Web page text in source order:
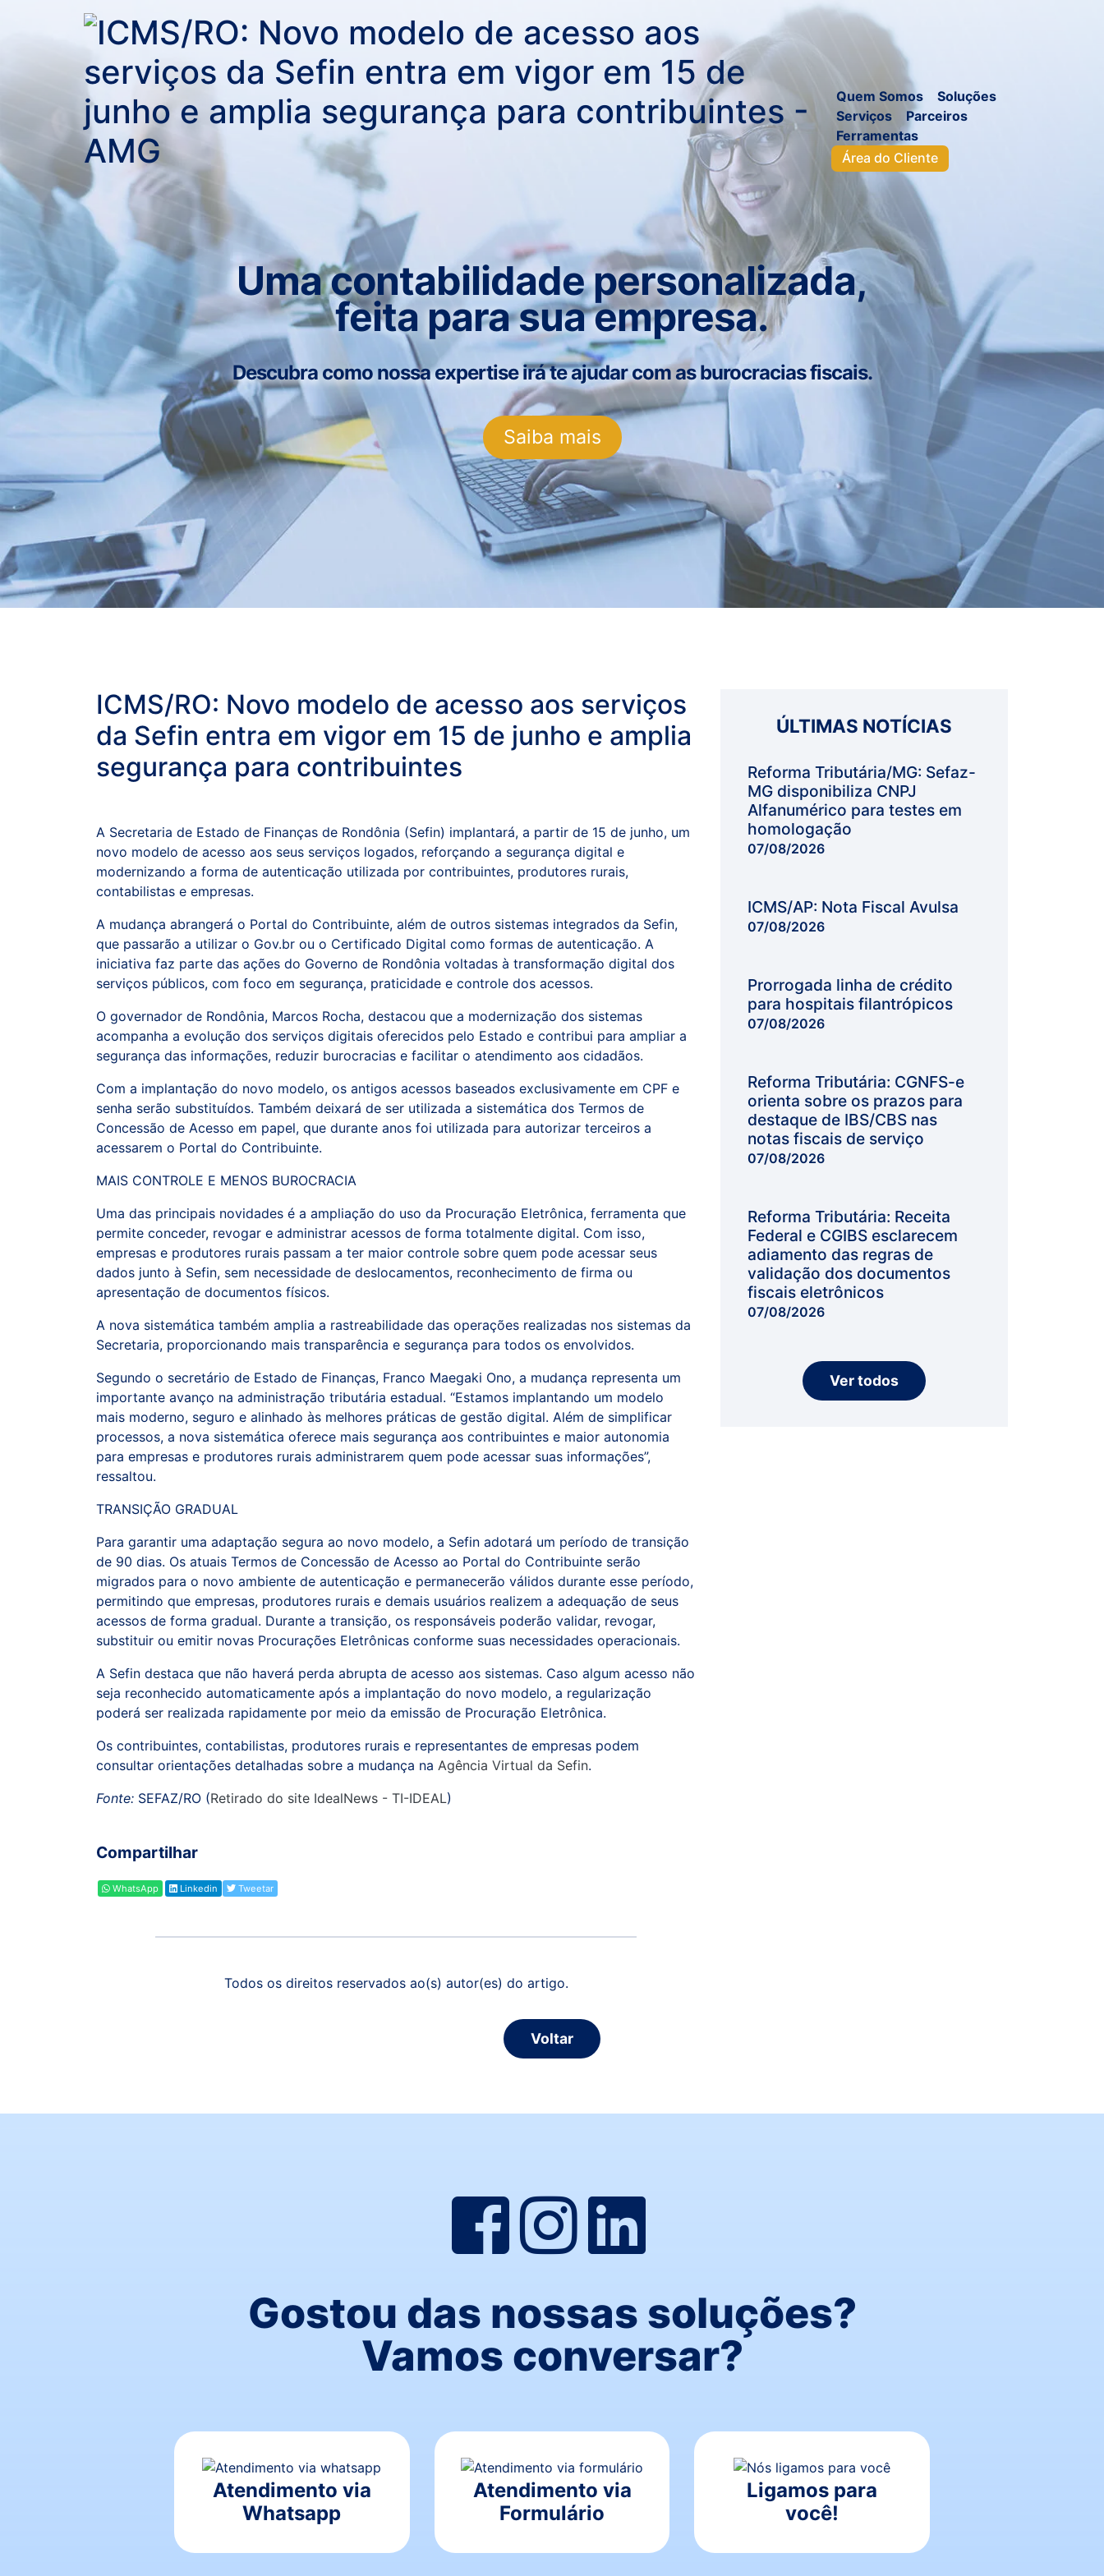
Quem Somos
Soluções
Serviços
Parceiros
Ferramentas
Área do Cliente
Uma contabilidade personalizada,
feita para sua empresa.
Descubra como nossa expertise irá te ajudar com as burocracias fiscais.
Saiba mais
ICMS/RO: Novo modelo de acesso aos serviços
da Sefin entra em vigor em 15 de junho e amplia
segurança para contribuintes
A Secretaria de Estado de Finanças de Rondônia (Sefin) implantará, a partir de 15 de junho, um
novo modelo de acesso aos seus serviços logados, reforçando a segurança digital e
modernizando a forma de autenticação utilizada por contribuintes, produtores rurais,
contabilistas e empresas.
A mudança abrangerá o Portal do Contribuinte, além de outros sistemas integrados da Sefin,
que passarão a utilizar o Gov.br ou o Certificado Digital como formas de autenticação. A
iniciativa faz parte das ações do Governo de Rondônia voltadas à transformação digital dos
serviços públicos, com foco em segurança, praticidade e controle dos acessos.
O governador de Rondônia, Marcos Rocha, destacou que a modernização dos sistemas
acompanha a evolução dos serviços digitais oferecidos pelo Estado e contribui para ampliar a
segurança das informações, reduzir burocracias e facilitar o atendimento aos cidadãos.
Com a implantação do novo modelo, os antigos acessos baseados exclusivamente em CPF e
senha serão substituídos. Também deixará de ser utilizada a sistemática dos Termos de
Concessão de Acesso em papel, que durante anos foi utilizada para autorizar terceiros a
acessarem o Portal do Contribuinte.
MAIS CONTROLE E MENOS BUROCRACIA
Uma das principais novidades é a ampliação do uso da Procuração Eletrônica, ferramenta que
permite conceder, revogar e administrar acessos de forma totalmente digital. Com isso,
empresas e produtores rurais passam a ter maior controle sobre quem pode acessar seus
dados junto à Sefin, sem necessidade de deslocamentos, reconhecimento de firma ou
apresentação de documentos físicos.
A nova sistemática também amplia a rastreabilidade das operações realizadas nos sistemas da
Secretaria, proporcionando mais transparência e segurança para todos os envolvidos.
Segundo o secretário de Estado de Finanças, Franco Maegaki Ono, a mudança representa um
importante avanço na administração tributária estadual. “Estamos implantando um modelo
mais moderno, seguro e alinhado às melhores práticas de gestão digital. Além de simplificar
processos, a nova sistemática oferece mais segurança aos contribuintes e maior autonomia
para empresas e produtores rurais administrarem quem pode acessar suas informações”,
ressaltou.
TRANSIÇÃO GRADUAL
Para garantir uma adaptação segura ao novo modelo, a Sefin adotará um período de transição
de 90 dias. Os atuais Termos de Concessão de Acesso ao Portal do Contribuinte serão
migrados para o novo ambiente de autenticação e permanecerão válidos durante esse período,
permitindo que empresas, produtores rurais e demais usuários realizem a adequação de seus
acessos de forma gradual. Durante a transição, os responsáveis poderão validar, revogar,
substituir ou emitir novas Procurações Eletrônicas conforme suas necessidades operacionais.
A Sefin destaca que não haverá perda abrupta de acesso aos sistemas. Caso algum acesso não
seja reconhecido automaticamente após a implantação do novo modelo, a regularização
poderá ser realizada rapidamente por meio da emissão de Procuração Eletrônica.
Os contribuintes, contabilistas, produtores rurais e representantes de empresas podem
consultar orientações detalhadas sobre a mudança na Agência Virtual da Sefin.
Fonte: SEFAZ/RO (Retirado do site IdealNews - TI-IDEAL)
Compartilhar
WhatsApp Linkedin Tweetar
Todos os direitos reservados ao(s) autor(es) do artigo.
ÚLTIMAS NOTÍCIAS
Reforma Tributária/MG: Sefaz-
MG disponibiliza CNPJ
Alfanumérico para testes em
homologação
07/08/2026
ICMS/AP: Nota Fiscal Avulsa
07/08/2026
Prorrogada linha de crédito
para hospitais filantrópicos
07/08/2026
Reforma Tributária: CGNFS-e
orienta sobre os prazos para
destaque de IBS/CBS nas
notas fiscais de serviço
07/08/2026
Reforma Tributária: Receita
Federal e CGIBS esclarecem
adiamento das regras de
validação dos documentos
fiscais eletrônicos
07/08/2026
Ver todos
Voltar
Gostou das nossas soluções?
Vamos conversar?
Atendimento via
Whatsapp
Atendimento via
Formulário
Ligamos para
você!